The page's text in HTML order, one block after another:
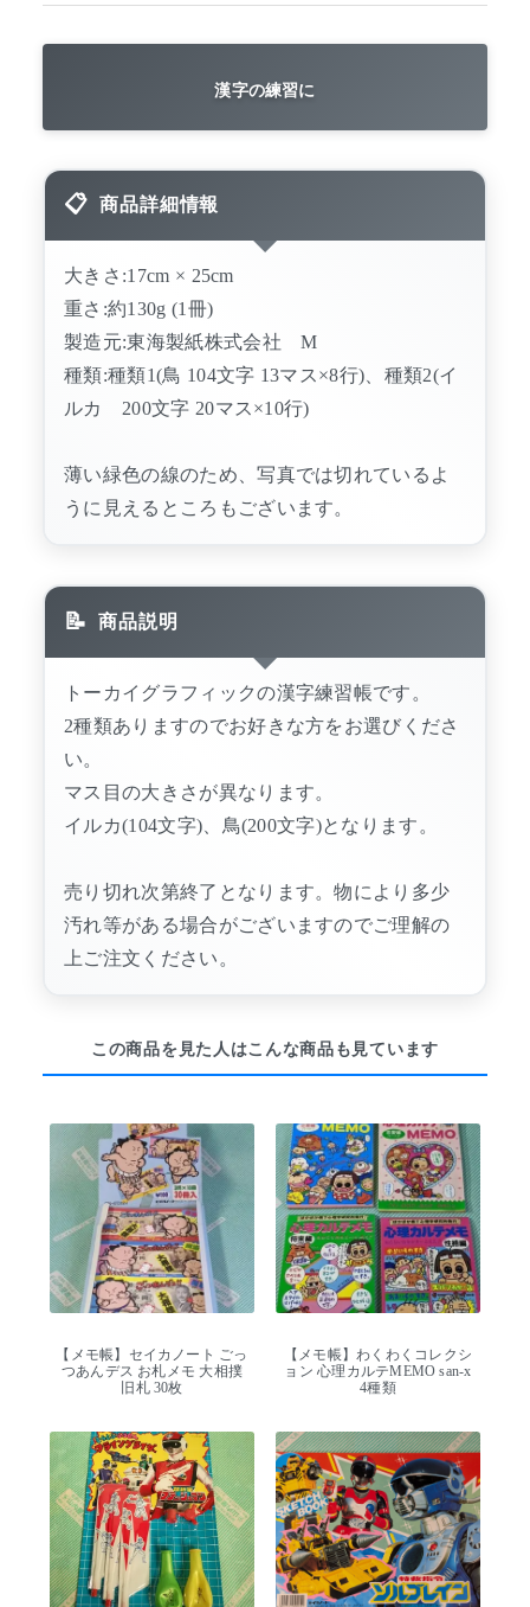
漢字の練習に
商品詳細情報
大きさ:17cm × 25cm
重さ:約130g (1冊)
製造元:東海製紙株式会社 M
種類:種類1(鳥 104文字 13マス×8行)、種類2(イ
ルカ 200文字 20マス×10行)
薄い緑色の線のため、写真では切れているよ
うに見えるところもございます。
商品説明
トーカイグラフィックの漢字練習帳です。
2種類ありますのでお好きな方をお選びくださ
い。
マス目の大きさが異なります。
イルカ(104文字)、鳥(200文字)となります。
売り切れ次第終了となります。物により多少
汚れ等がある場合がございますのでご理解の
上ご注文ください。
この商品を見た人はこんな商品も見ています
【メモ帳】セイカノート ごっ
つあんデス お札メモ 大相撲
旧札 30枚
【メモ帳】わくわくコレクシ
ョン 心理カルテMEMO san-x
4種類